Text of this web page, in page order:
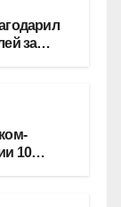
за
10